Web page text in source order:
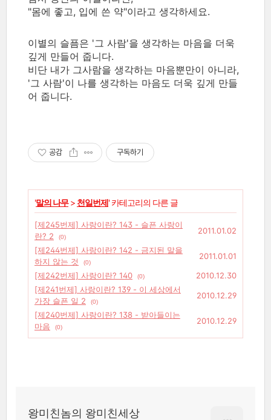
"몸에 좋고, 입에 쓴 약"이라고 생각하세요.
이별의 슬픔은 '그 사람'을 생각하는 마음을 더욱
깊게 만들어 줍니다.
비단 내가 그사람을 생각하는 마음뿐만이 아니라,
'그 사람'이 나를 생각하는 마음도 더욱 깊게 만들
어 줍니다.
공감 구독하기
'말의 나무> 천일번제' 카테고리의 다른 글
[제245번제] 사랑이란? 143 - 슬픈 사랑이
란? 2
(0)
2011.01.02
[제244번제] 사랑이란? 142 - 금지된 말을
하지 않는 것
(0)
2011.01.01
[제242번제] 사랑이란? 140
(0)
2010.12.30
[제241번제] 사랑이란? 139 - 이 세상에서
가장 슬픈 일 2
(0)
2010.12.29
[제240번제] 사랑이란? 138 - 받아들이는
마음
(0)
2010.12.29
왕미친놈의 왕미친세상